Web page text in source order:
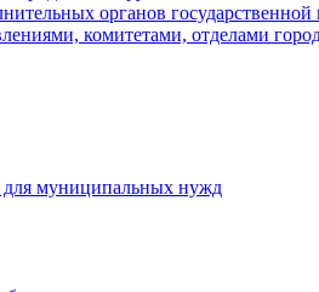
органов государственной
комитетами, отделами
для муниципальных нужд